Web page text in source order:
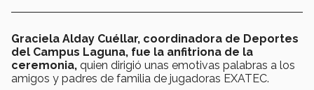
Graciela Alday Cuéllar, coordinadora de Deportes
del Campus Laguna, fue la anfitriona de la
ceremonia, quien dirigió unas emotivas palabras a los
amigos y padres de familia de jugadoras EXATEC.